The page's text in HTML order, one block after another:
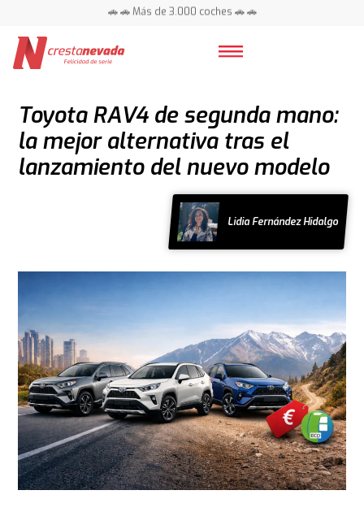
🚗 🚗 Más de 3.000 coches 🚗 🚗
Toyota RAV4 de segunda mano:
la mejor alternativa tras el
lanzamiento del nuevo modelo
Lidia Fernández Hidalgo